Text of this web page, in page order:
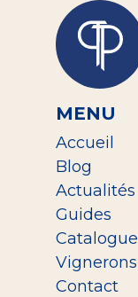
MENU
Accueil
Blog
Actualités
Guides
Catalogue
Vignerons
Contact